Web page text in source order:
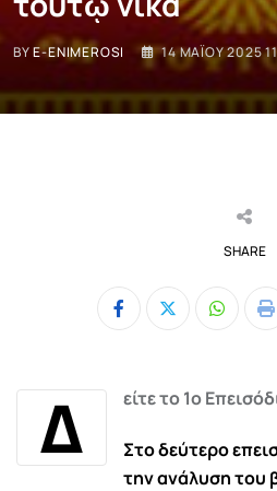
BYE-ENIMEROSI 14 ΜΑΪ́ΟΥ 2025
SHARE
Δ είτε το 1ο
Στο δεύτερο
την ανάλυση του